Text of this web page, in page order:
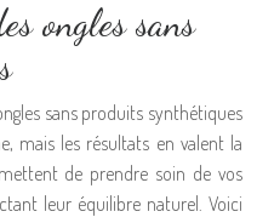
ongles sans
sans produits synthétiques
mais les résultats en valent la
de prendre soin de vos
leur équilibre naturel. Voici